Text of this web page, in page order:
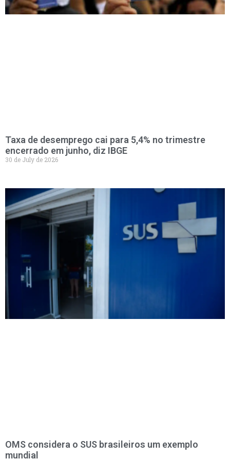
Taxa de desemprego cai para 5,4% no trimestre
encerrado em junho, diz IBGE
30 de July de 2026
OMS considera o SUS brasileiros um exemplo
mundial